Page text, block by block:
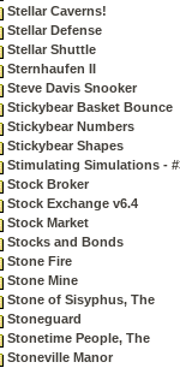
Stellar Caverns!
Stellar Defense
Stellar Shuttle
Sternhaufen II
Steve Davis Snooker
Stickybear Basket Bounce
Stickybear Numbers
Stickybear Shapes
Stimulating Simulations -
Stock Broker
Stock Exchange v6.4
Stock Market
Stocks and Bonds
Stone Fire
Stone Mine
Stone of Sisyphus, The
Stoneguard
Stonetime People, The
Stoneville Manor